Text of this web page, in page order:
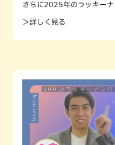
さらに2025年のラッキーナ
＞詳しく見る